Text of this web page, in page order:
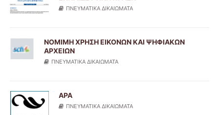
ΠΝΕΥΜΑΤΙΚΑ ΔΙΚΑΙΩΜΑΤΑ
ΝΟΜΙΜΗ ΧΡΗΣΗ ΕΙΚΟΝΩΝ ΚΑΙ ΨΗΦΙΑΚΩΝ
ΑΡΧΕΙΩΝ
ΠΝΕΥΜΑΤΙΚΑ ΔΙΚΑΙΩΜΑΤΑ
ΑΡΑ
ΠΝΕΥΜΑΤΙΚΑ ΔΙΚΑΙΩΜΑΤΑ